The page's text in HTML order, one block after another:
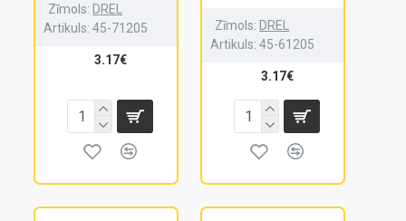
Zīmols: DREL
Artikuls: 45-71205
3.17€
Zīmols: DREL
Artikuls: 45-61205
3.17€